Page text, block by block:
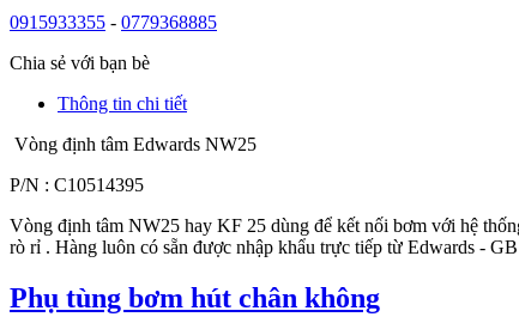
0915933355 - 0779368885
Chia sẻ với bạn bè
Thông tin chi tiết
Vòng định tâm Edwards NW25
P/N : C10514395
Vòng định tâm NW25 hay KF 25 dùng để kết nối bơm với hệ
rò rỉ . Hàng luôn có sẵn được nhập khẩu trực tiếp từ Edwards - GB
Phụ tùng bơm hút chân không